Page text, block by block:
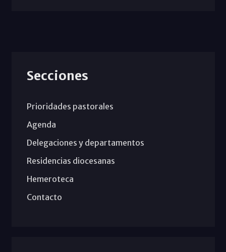
Secciones
Prioridades pastorales
Agenda
Delegaciones y departamentos
Residencias diocesanas
Hemeroteca
Contacto